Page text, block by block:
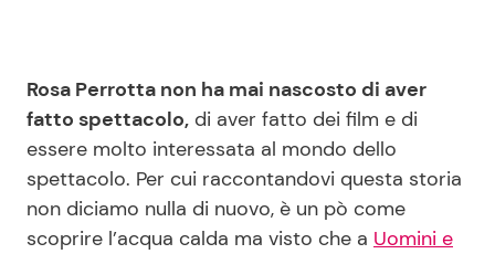
Viaggi e Turismo
Festività
Ricette Feste
Ricette per Bambini
Rosa Perrotta non ha mai nascosto di aver
fatto spettacolo, di aver fatto dei film e di
essere molto interessata al mondo dello
spettacolo. Per cui raccontandovi questa storia
non diciamo nulla di nuovo, è un pò come
scoprire l’acqua calda ma visto che a Uomini e